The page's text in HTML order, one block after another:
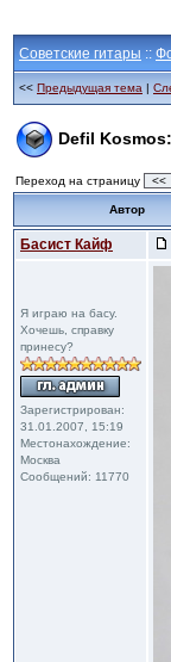
Советские гитары ::
<< Предыдущая тема |
Defil
Переход на страницу <<
Автор
Басист Кайф
Я играю на басу.
Хочешь, справку
принесу?
Зарегистрирован:
31.01.2007, 15:19
Местонахождение:
Москва
Сообщений: 11770